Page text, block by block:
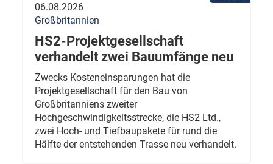
06.08.2026
Großbritannien
HS2-Projektgesellschaft
verhandelt zwei Bauumfänge neu
Zwecks Kosteneinsparungen hat die
Projektgesellschaft für den Bau von
Großbritanniens zweiter
Hochgeschwindigkeitsstrecke, die HS2 Ltd.,
zwei Hoch- und Tiefbaupakete für rund die
Hälfte der entstehenden Trasse neu verhandelt.